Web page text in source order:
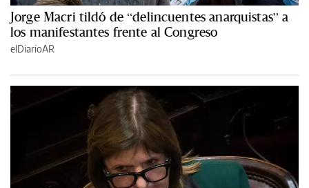
Jorge Macri tildó de “delincuentes anarquistas” a
los manifestantes frente al Congreso
elDiarioAR